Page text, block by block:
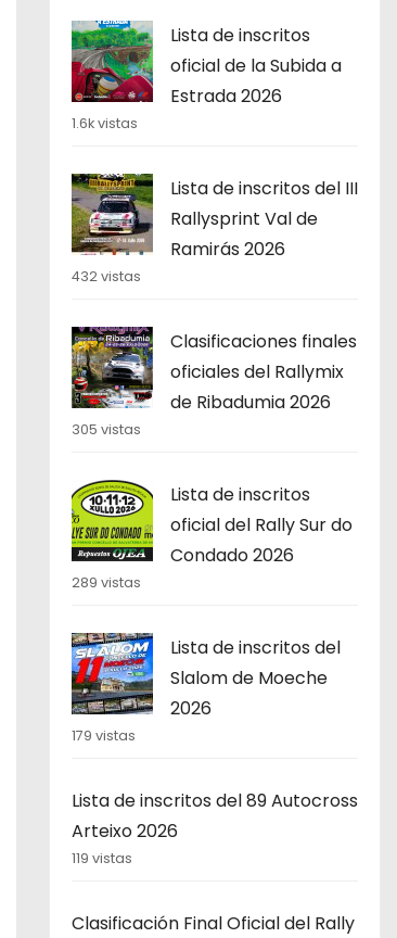
Lista de inscritos
oficial de la Subida a
Estrada 2026
1.6k vistas
Lista de inscritos del III
Rallysprint Val de
Ramirás 2026
432 vistas
Clasificaciones finales
oficiales del Rallymix
de Ribadumia 2026
305 vistas
Lista de inscritos
oficial del Rally Sur do
Condado 2026
289 vistas
Lista de inscritos del
Slalom de Moeche
2026
179 vistas
Lista de inscritos del 89 Autocross
Arteixo 2026
119 vistas
Clasificación Final Oficial del Rally